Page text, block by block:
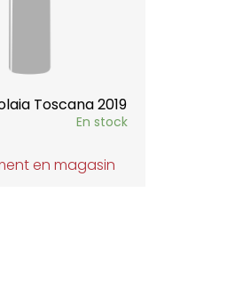
Toscana 2019
En stock
en magasin